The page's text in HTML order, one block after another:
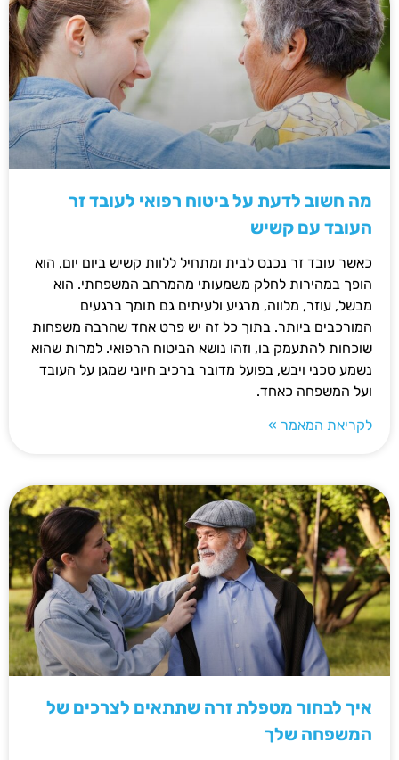
מה חשוב לדעת על ביטוח רפואי לעובד זר
העובד עם קשיש
כאשר עובד זר נכנס לבית ומתחיל ללוות קשיש ביום יום, הוא
הופך במהירות לחלק משמעותי מהמרחב המשפחתי. הוא
מבשל, עוזר, מלווה, מרגיע ולעיתים גם תומך ברגעים
המורכבים ביותר. בתוך כל זה יש פרט אחד שהרבה משפחות
שוכחות להתעמק בו, וזהו נושא הביטוח הרפואי. למרות שהוא
נשמע טכני ויבש, בפועל מדובר ברכיב חיוני שמגן על העובד
ועל המשפחה כאחד.
לקריאת המאמר »
איך לבחור מטפלת זרה שתתאים לצרכים של
המשפחה שלך